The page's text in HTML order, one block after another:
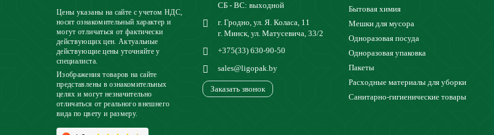
Цены указаны на сайте с учетом НДС,
носят ознакомительный характер и
могут отличаться от фактически
действующих цен. Актуальные
действующие цены уточняйте у
специалиста.
Изображения товаров на сайте
представлены в ознакомительных
целях и могут незначительно
отличаться от реального внешнего
вида по цвету и размеру.
СБ - ВС: выходной
г. Гродно, ул. Я. Коласа, 11
г. Минск, ул. Матусевича, 33/2
+375(33) 630-90-50
sales@ligopak.by
Заказать звонок
Бытовая химия
Мешки для мусора
Одноразовая посуда
Одноразовая упаковка
Пакеты
Расходные материалы для уборки
Санитарно-гигиенические товары